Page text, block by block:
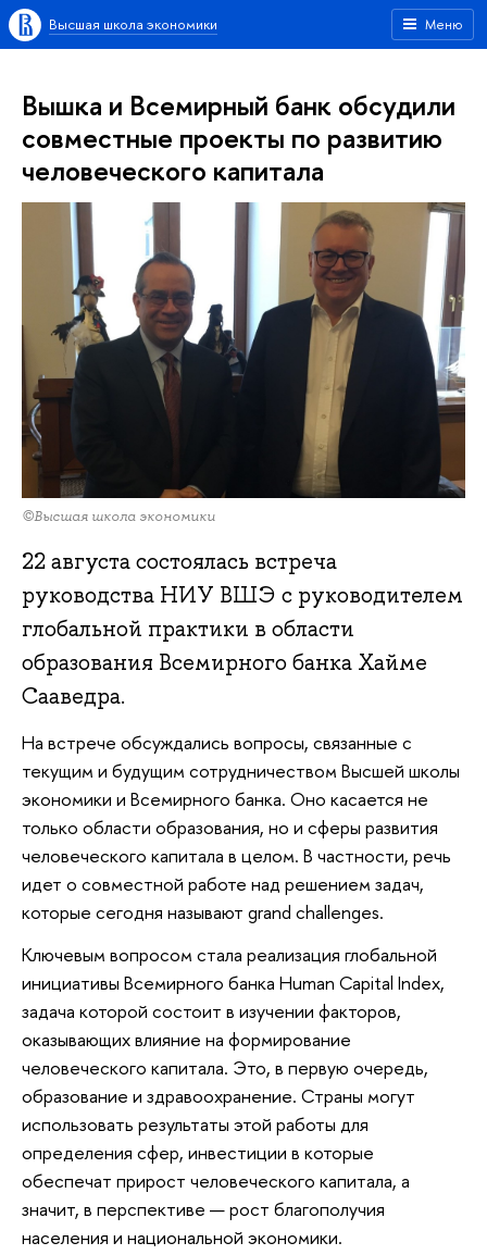
Меню
Высшая школа экономики
Вышка и Всемирный банк обсудили
совместные проекты по развитию
человеческого капитала
©Высшая школа экономики
22 августа состоялась встреча
руководства НИУ ВШЭ с руководителем
глобальной практики в области
образования Всемирного банка Хайме
Сааведра.
На встрече обсуждались вопросы, связанные с
текущим и будущим сотрудничеством Высшей школы
экономики и Всемирного банка. Оно касается не
только области образования, но и сферы развития
человеческого капитала в целом. В частности, речь
идет о совместной работе над решением задач,
которые сегодня называют grand challenges.
Ключевым вопросом стала реализация глобальной
инициативы Всемирного банка Human Capital Index,
задача которой состоит в изучении факторов,
оказывающих влияние на формирование
человеческого капитала. Это, в первую очередь,
образование и здравоохранение. Страны могут
использовать результаты этой работы для
определения сфер, инвестиции в которые
обеспечат прирост человеческого капитала, а
значит, в перспективе — рост благополучия
населения и национальной экономики.